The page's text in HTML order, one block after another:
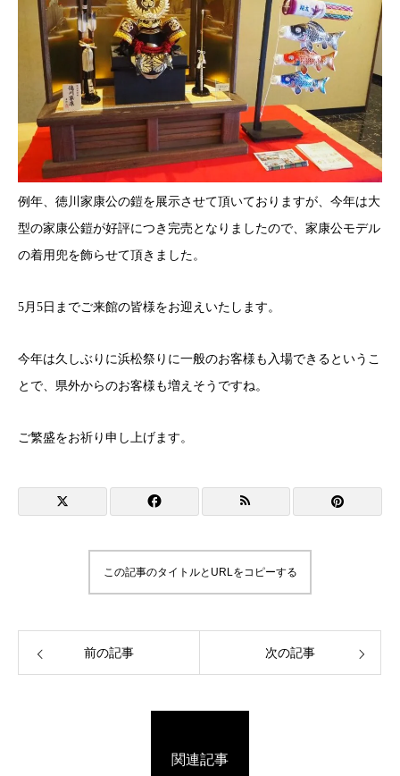
例年、徳川家康公の鎧を展示させて頂いておりますが、今年は大
型の家康公鎧が好評につき完売となりましたので、家康公モデル
の着用兜を飾らせて頂きました。
5月5日までご来館の皆様をお迎えいたします。
今年は久しぶりに浜松祭りに一般のお客様も入場できるというこ
とで、県外からのお客様も増えそうですね。
ご繁盛をお祈り申し上げます。
この記事のタイトルとURLをコピーする
前の記事 次の記事
関連記事